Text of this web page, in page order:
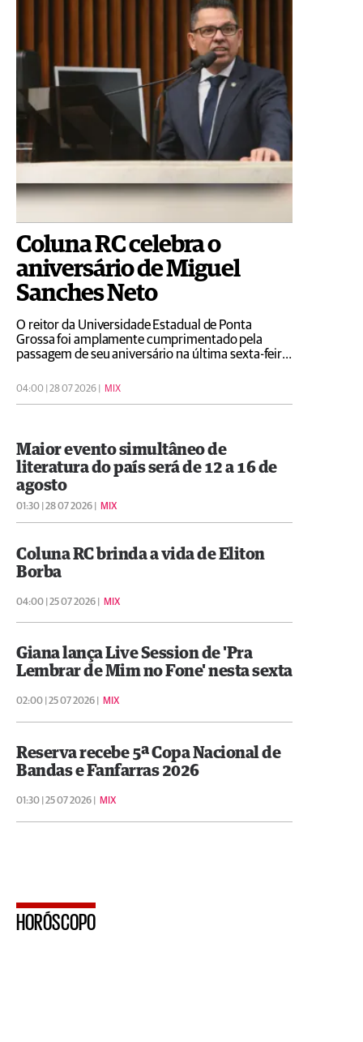
Coluna RC celebra o
aniversário de Miguel
Sanches Neto
O reitor da Universidade Estadual de Ponta
Grossa foi amplamente cumprimentado pela
passagem de seu aniversário na última sexta-feira
04:00 | 28 07 2026 | MIX
Maior evento simultâneo de
literatura do país será de 12 a 16 de
agosto
01:30 | 28 07 2026 | MIX
Coluna RC brinda a vida de Eliton
Borba
04:00 | 25 07 2026 | MIX
Giana lança Live Session de 'Pra
Lembrar de Mim no Fone' nesta sexta
02:00 | 25 07 2026 | MIX
Reserva recebe 5ª Copa Nacional de
Bandas e Fanfarras 2026
01:30 | 25 07 2026 | MIX
HORÓSCOPO